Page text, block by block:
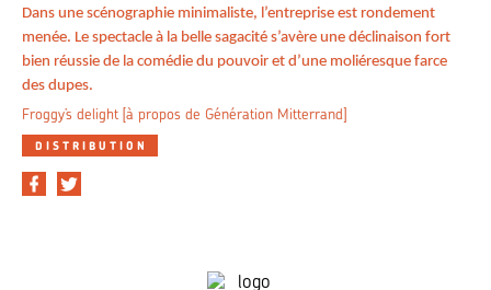
Dans une scénographie minimaliste, l’entreprise est rondement
menée. Le spectacle à la belle sagacité s’avère une déclinaison fort
bien réussie de la comédie du pouvoir et d’une moliéresque farce
des dupes.
Froggy’s delight [à propos de Génération Mitterrand]
DISTRIBUTION